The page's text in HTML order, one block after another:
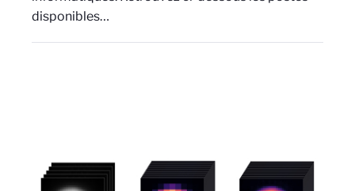
disponibles…